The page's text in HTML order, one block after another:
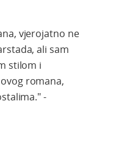
vjerojatno ne
ali sam
stilom i
romana,
-